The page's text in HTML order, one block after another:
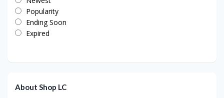
Popularity
Ending Soon
Expired
About Shop LC